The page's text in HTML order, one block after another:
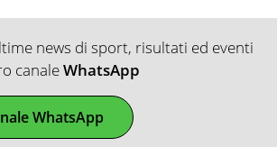
news di sport, risultati ed eventi
canaleWhatsApp
WhatsApp